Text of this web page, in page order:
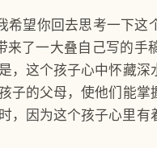
望你回去思考一下这
了一大叠自己写的手
，这个孩子心中怀藏
子的父母，使他们能
因为这个孩子心里有